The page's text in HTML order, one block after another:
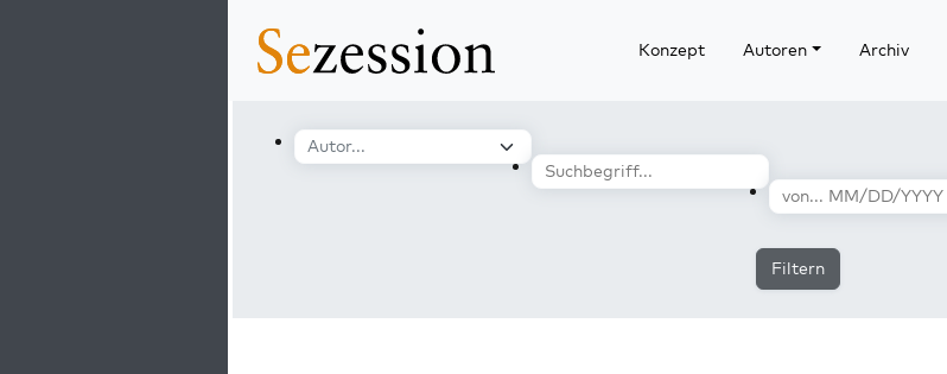
Konzept Autoren Archiv
Filtern